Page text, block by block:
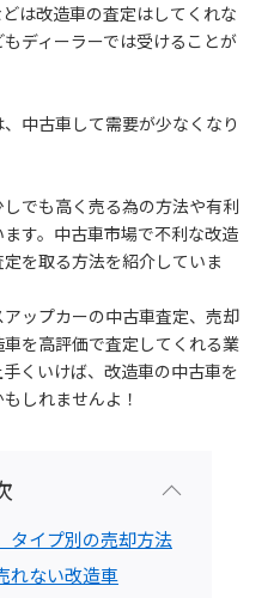
は改造車の査定はしてくれな
ディーラーでは受けることが
中古車して需要が少なくなり
でも高く売る為の方法や有利
す。中古車市場で不利な改造
を取る方法を紹介していま
ップカーの中古車査定、売却
を高評価で査定してくれる業
くいけば、改造車の中古車を
しれませんよ！
タイプ別の売却方法
れない改造車